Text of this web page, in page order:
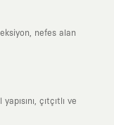
nefes alan
çıtçıtlı ve